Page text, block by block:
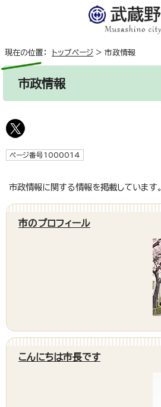
現在の位置： トップページ > 市政情報
市政情報
ページ番号1000014
市政情報に関する情報を掲載しています。
市のプロフィール
こんにちは市長です